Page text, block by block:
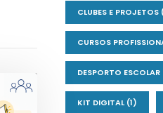
CLUBES E PROJETOS
CURSOS
DESPORTO ESCOLAR
KIT DIGITAL(1)